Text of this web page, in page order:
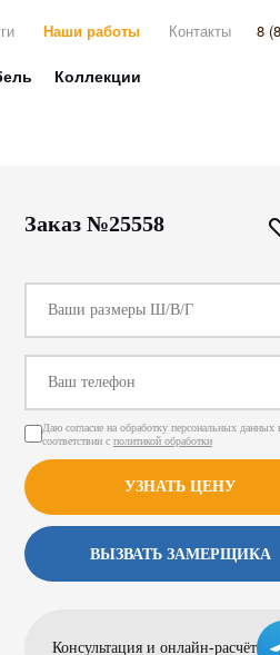
Наши работы Контакты 8
Коллекции
Заказ №25558
Даю согласие на обработку персональных данных
соответствии с политикой обработки
УЗНАТЬ ЦЕНУ
ВЫЗВАТЬ ЗАМЕРЩИКА
Консультация и онлайн-расчёт